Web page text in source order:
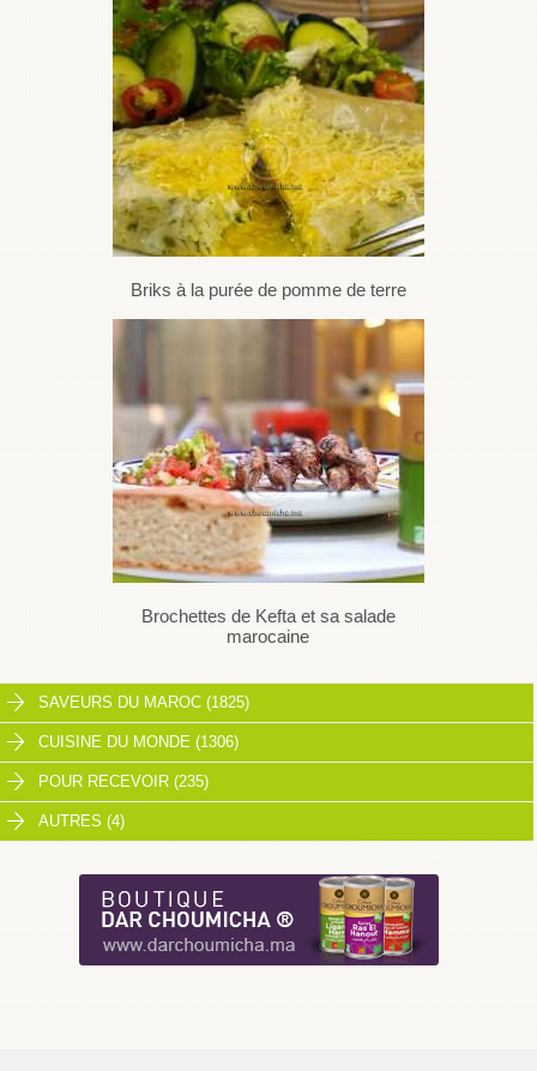
Briks à la purée de pomme de terre
Brochettes de Kefta et sa salade
marocaine
SAVEURS DU MAROC (1825)
CUISINE DU MONDE (1306)
POUR RECEVOIR (235)
AUTRES (4)